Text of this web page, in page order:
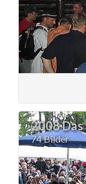
2008 Das
74 Bilder